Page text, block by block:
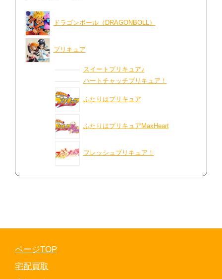
ドラゴンボール（DRAGONBOLL）
プリキュア
スイートプリキュア♪
ハートチャッチプリキュア！
ふたりはプリキュア
ふたりはプリキュアMaxHeart
フレッシュプリキュア！
ページTOP
宅配買取